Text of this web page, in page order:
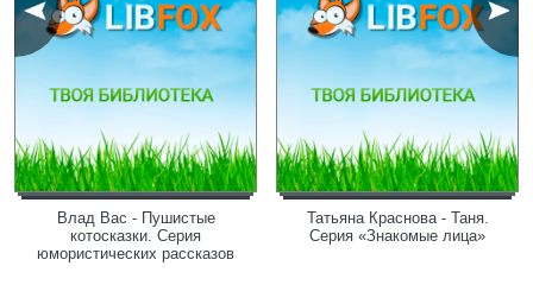
Влад Вас - Пушистые
котосказки. Серия
юмористических рассказов
Татьяна Краснова - Таня.
Серия «Знакомые лица»